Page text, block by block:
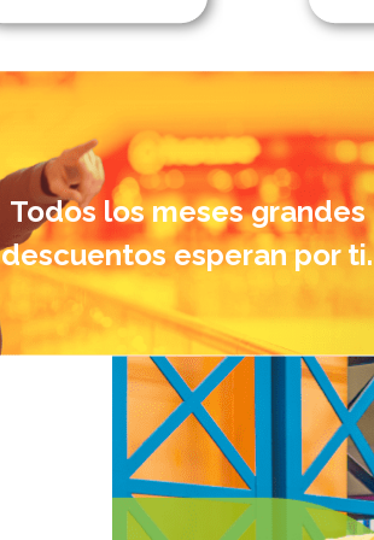
Todos los meses grandes
descuentos esperan por ti.